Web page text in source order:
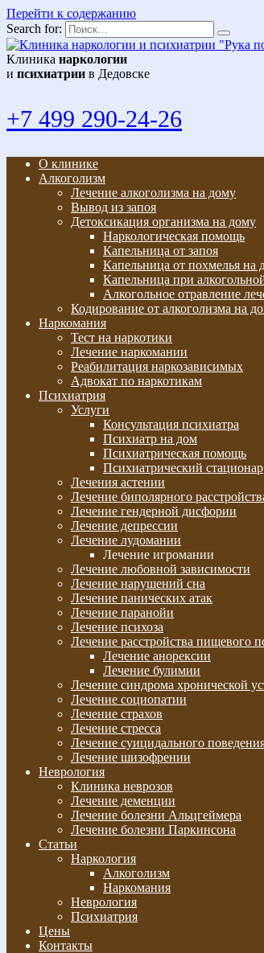
Перейти к содержанию
Search for:
Клиника наркологии
и психиатрии в Дедовске
+7 499 290-24-26
О клинике
Алкоголизм
Лечение алкоголизма на дому
Вывод из запоя
Детоксикация организма на дому
Наркологическая помощь
Капельница от запоя
Капельница от похмелья на
Капельница при
Алкогольное отравление
Кодирование от алкоголизма на
Наркомания
Тест на наркотики
Лечение наркомании
Реабилитация наркозависимых
Адвокат по наркотикам
Психиатрия
Услуги
Консультация психиатра
Психиатр на дом
Психиатрическая помощь
Психиатрический стационар
Лечения астении
Лечение биполярного
Лечение гендерной дисфории
Лечение депрессии
Лечение лудомании
Лечение игромании
Лечение любовной зависимости
Лечение нарушений сна
Лечение панических атак
Лечение паранойи
Лечение психоза
Лечение расстройства пищевого
Лечение анорексии
Лечение булимии
Лечение синдрома хронической
Лечение социопатии
Лечение страхов
Лечение стресса
Лечение суицидального
Лечение шизофрении
Неврология
Клиника неврозов
Лечение деменции
Лечение болезни Альцгеймера
Лечение болезни Паркинсона
Статьи
Наркология
Алкоголизм
Наркомания
Неврология
Психиатрия
Цены
Контакты